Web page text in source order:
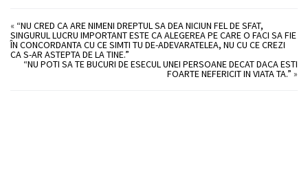
« “NU CRED CA ARE NIMENI DREPTUL SA DEA NICIUN FEL DE SFAT,
SINGURUL LUCRU IMPORTANT ESTE CA ALEGEREA PE CARE O FACI SA FIE
ÎN CONCORDANTA CU CE SIMTI TU DE-ADEVARATELEA, NU CU CE CREZI
CA S-AR ASTEPTA DE LA TINE.”
“NU POTI SA TE BUCURI DE ESECUL UNEI PERSOANE DECAT DACA ESTI
FOARTE NEFERICIT IN VIATA TA.” »